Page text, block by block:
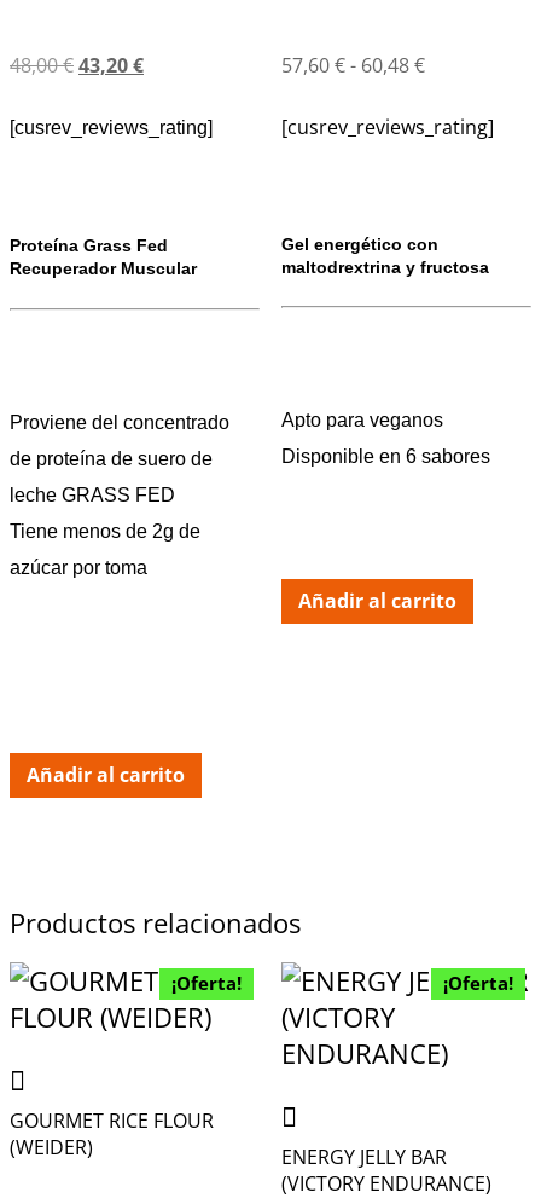
48,00€43,20€
[cusrev_reviews_rating]
Proteína Grass Fed
Recuperador Muscular
Proviene del concentrado
de proteína de suero de
leche GRASS FED
Tiene menos de 2g de
azúcar por toma
Añadir al carrito
57,60€- 60,48€
[cusrev_reviews_rating]
Gel energético con
maltodrextrina y fructosa
Apto para veganos
Disponible en 6 sabores
Añadir al carrito
Productos relacionados
¡Oferta!
GOURMET RICE FLOUR
(WEIDER)
¡Oferta!
ENERGY JELLY BAR
(VICTORY ENDURANCE)